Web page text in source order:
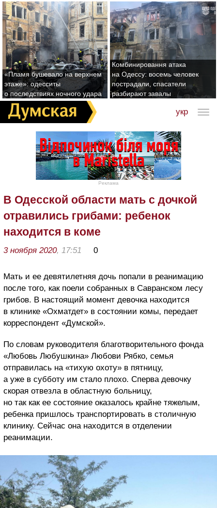
«Пламя бушевало на верхнем
этаже»: одесситы
о последствиях ночного удара
Комбинировання атака
на Одессу: восемь человек
пострадали, спасатели
разбирают завалы
укр
Реклама
В Одесской области мать с дочкой
отравились грибами: ребенок
находится в коме
3 ноября 2020, 17:51 0
Мать и ее девятилетняя дочь попали в реанимацию
после того, как поели собранных в Савранском лесу
грибов. В настоящий момент девочка находится
в клинике «Охматдет» в состоянии комы, передает
корреспондент «Думской».
По словам руководителя благотворительного фонда
«Любовь Любушкина» Любови Рябко, семья
отправилась на «тихую охоту» в пятницу,
а уже в субботу им стало плохо. Сперва девочку
скорая отвезла в областную больницу,
но так как ее состояние оказалось крайне тяжелым,
ребенка пришлось транспортировать в столичную
клинику. Сейчас она находится в отделении
реанимации.